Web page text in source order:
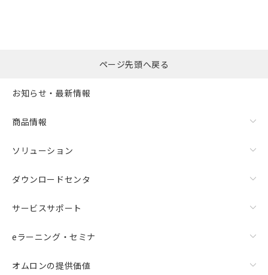
この製品のRoHS/REACH対応状況ページへ
ページ先頭へ戻る
お知らせ・最新情報
商品情報
ソリューション
ダウンロードセンタ
サービスサポート
eラーニング・セミナ
オムロンの提供価値